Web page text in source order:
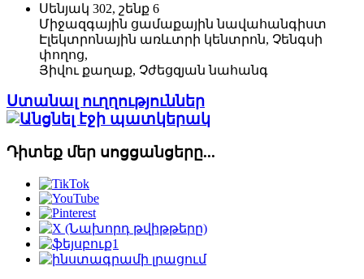
Սենյակ 302, շենք 6
Միջազգային ցամաքային նավահանգիստ
Էլեկտրոնային առևտրի կենտրոն, Չենգսի
փողոց,
Յիվու քաղաք, Չժեցզյան նահանգ
Ստանալ ուղղություններ
Դիտեք մեր սոցցանցերը...